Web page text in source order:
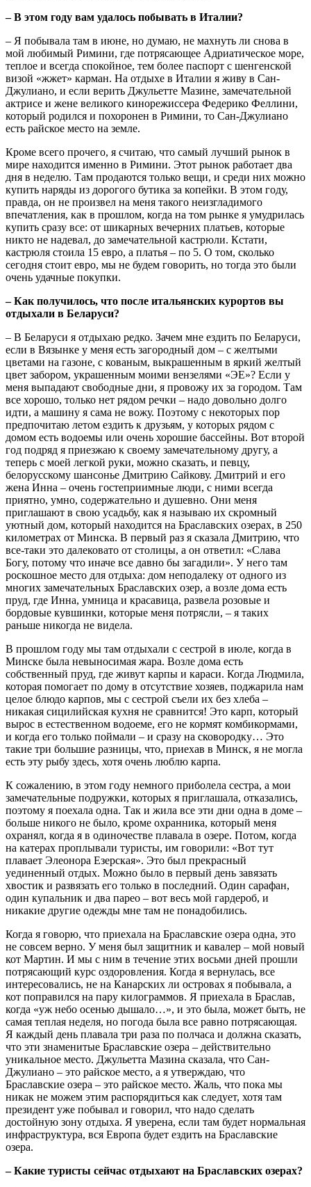
– В этом году вам удалось побывать в Италии?
– Я побывала там в июне, но думаю, не махнуть ли снова в
мой любимый Римини, где потрясающее Адриатическое море,
теплое и всегда спокойное, тем более паспорт с шенгенской
визой «жжет» карман. На отдыхе в Италии я живу в Сан-
Джулиано, и если верить Джульетте Мазине, замечательной
актрисе и жене великого кинорежиссера Федерико Феллини,
который родился и похоронен в Римини, то Сан-Джулиано
есть райское место на земле.
Кроме всего прочего, я считаю, что самый лучший рынок в
мире находится именно в Римини. Этот рынок работает два
дня в неделю. Там продаются только вещи, и среди них можно
купить наряды из дорогого бутика за копейки. В этом году,
правда, он не произвел на меня такого неизгладимого
впечатления, как в прошлом, когда на том рынке я умудрилась
купить сразу все: от шикарных вечерних платьев, которые
никто не надевал, до замечательной кастрюли. Кстати,
кастрюля стоила 15 евро, а платья – по 5. О том, сколько
сегодня стоит евро, мы не будем говорить, но тогда это были
очень удачные покупки.
– Как получилось, что после итальянских курортов вы
отдыхали в Беларуси?
– В Беларуси я отдыхаю редко. Зачем мне ездить по Беларуси,
если в Вязынке у меня есть загородный дом – с желтыми
цветами на газоне, с кованым, выкрашенным в яркий желтый
цвет забором, украшенным моими вензелями «ЭЕ»? Если у
меня выпадают свободные дни, я провожу их за городом. Там
все хорошо, только нет рядом речки – надо довольно долго
идти, а машину я сама не вожу. Поэтому с некоторых пор
предпочитаю летом ездить к друзьям, у которых рядом с
домом есть водоемы или очень хорошие бассейны. Вот второй
год подряд я приезжаю к своему замечательному другу, а
теперь с моей легкой руки, можно сказать, и певцу,
белорусскому шансонье Дмитрию Сайкову. Дмитрий и его
жена Инна – очень гостеприимные люди, с ними всегда
приятно, умно, содержательно и душевно. Они меня
приглашают в свою усадьбу, как я называю их скромный
уютный дом, который находится на Браславских озерах, в 250
километрах от Минска. В первый раз я сказала Дмитрию, что
все-таки это далековато от столицы, а он ответил: «Слава
Богу, потому что иначе все давно бы загадили». У него там
роскошное место для отдыха: дом неподалеку от одного из
многих замечательных Браславских озер, а возле дома есть
пруд, где Инна, умница и красавица, развела розовые и
бордовые кувшинки, которые меня потрясли, – я таких
раньше никогда не видела.
В прошлом году мы там отдыхали с сестрой в июле, когда в
Минске была невыносимая жара. Возле дома есть
собственный пруд, где живут карпы и караси. Когда Людмила,
которая помогает по дому в отсутствие хозяев, поджарила нам
целое блюдо карпов, мы с сестрой съели их без хлеба –
никакая сицилийская кухня не сравнится! Это карп, который
вырос в естественном водоеме, его не кормят комбикормами,
и когда его только поймали – и сразу на сковородку… Это
такие три большие разницы, что, приехав в Минск, я не могла
есть эту рыбу здесь, хотя очень люблю карпа.
К сожалению, в этом году немного приболела сестра, а мои
замечательные подружки, которых я приглашала, отказались,
поэтому я поехала одна. Так и жила все эти дни одна в доме –
больше никого не было, кроме охранника, который меня
охранял, когда я в одиночестве плавала в озере. Потом, когда
на катерах проплывали туристы, им говорили: «Вот тут
плавает Элеонора Езерская». Это был прекрасный
уединенный отдых. Можно было в первый день завязать
хвостик и развязать его только в последний. Один сарафан,
один купальник и два парео – вот весь мой гардероб, и
никакие другие одежды мне там не понадобились.
Когда я говорю, что приехала на Браславские озера одна, это
не совсем верно. У меня был защитник и кавалер – мой новый
кот Мартин. И мы с ним в течение этих восьми дней прошли
потрясающий курс оздоровления. Когда я вернулась, все
интересовались, не на Канарских ли островах я побывала, а
кот поправился на пару килограммов. Я приехала в Браслав,
когда «уж небо осенью дышало…», и это была, может быть, не
самая теплая неделя, но погода была все равно потрясающая.
Я каждый день плавала три раза по полчаса и должна сказать,
что эти знаменитые Браславские озера – действительно
уникальное место. Джульетта Мазина сказала, что Сан-
Джулиано – это райское место, а я утверждаю, что
Браславские озера – это райское место. Жаль, что пока мы
никак не можем этим распорядиться как следует, хотя там
президент уже побывал и говорил, что надо сделать
достойную зону отдыха. Я уверена, если там будет нормальная
инфраструктура, вся Европа будет ездить на Браславские
озера.
– Какие туристы сейчас отдыхают на Браславских озерах?